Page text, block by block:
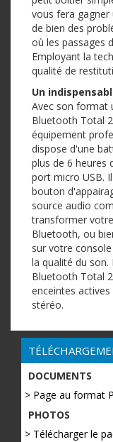
vous fera
de bien des
où les passages
Employant la
qualité de
Un
Avec son format
Bluetooth Total
équipement
dispose d'une
plus de 6 heures
port micro USB.
bouton
source audio
transformer
Bluetooth, ou
sur votre
la qualité du
Bluetooth Total
enceintes
stéréo.
DOCUMENTS
> Page au format
PHOTOS
> Télécharger le